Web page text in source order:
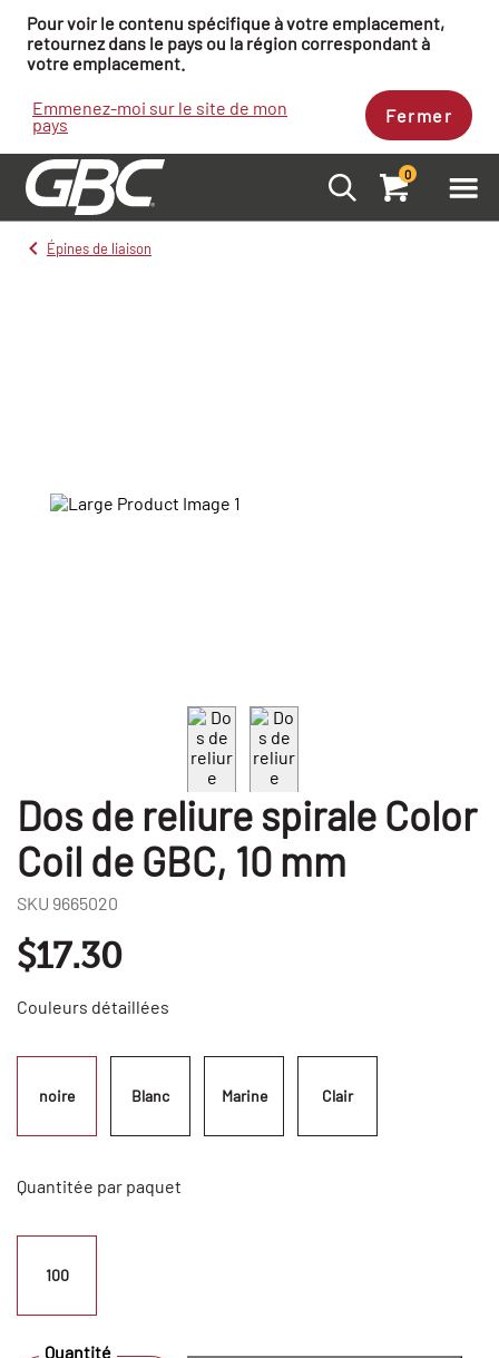
Pour voir le contenu spécifique à votre emplacement,
retournez dans le pays ou la région correspondant à
votre emplacement.
Emmenez-moi sur le site de mon
pays Fermer
0
Épines de liaison
Dos de reliure spirale Color
Coil de GBC, 10 mm
SKU 9665020
$17.30
Couleurs détaillées
noire Blanc Marine Clair
Quantitée par paquet
100
Quantité